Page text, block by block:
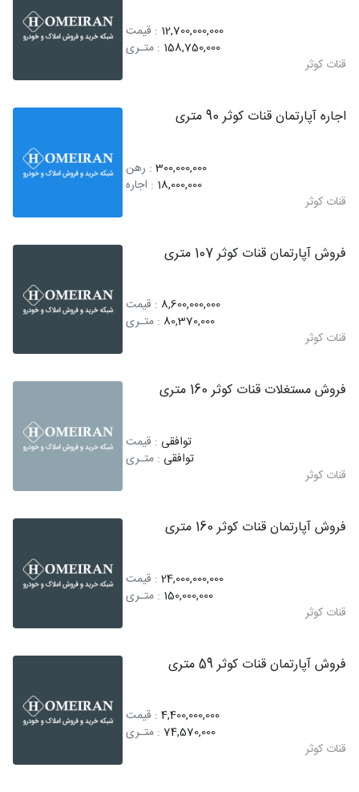
12,700,000,000 : قیمت
158,750,000 : متـری
قنات کوثر
اجاره آپارتمان قنات کوثر 90 متری
300,000,000 : رهن
18,000,000 : اجاره
قنات کوثر
فروش آپارتمان قنات کوثر 107 متری
8,600,000,000 : قیمت
80,370,000 : متـری
قنات کوثر
فروش مستغلات قنات کوثر 160 متری
توافقی : قیمت
توافقی : متـری
قنات کوثر
فروش آپارتمان قنات کوثر 160 متری
24,000,000,000 : قیمت
150,000,000 : متـری
قنات کوثر
فروش آپارتمان قنات کوثر 59 متری
4,400,000,000 : قیمت
74,570,000 : متـری
قنات کوثر